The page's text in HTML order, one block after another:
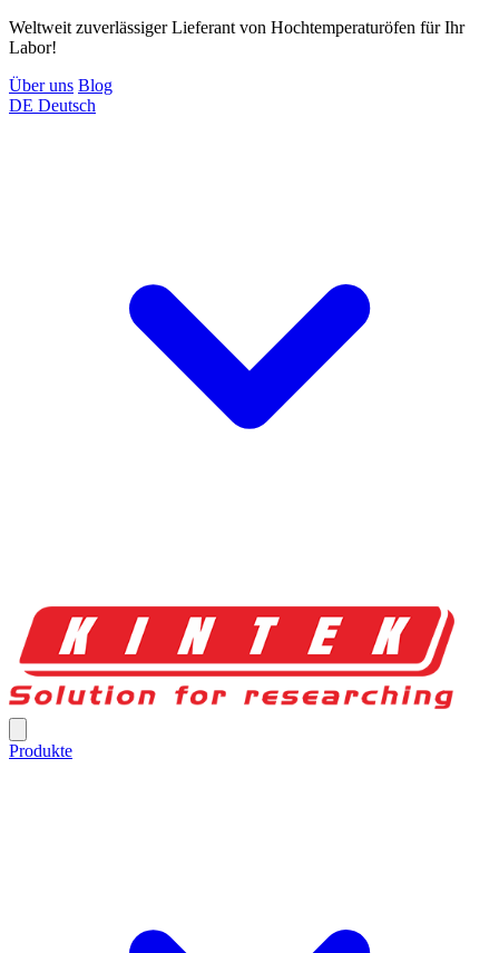
Weltweit zuverlässiger Lieferant von Hochtemperaturöfen für Ihr
Labor!
Über uns Blog
DE Deutsch
Produkte